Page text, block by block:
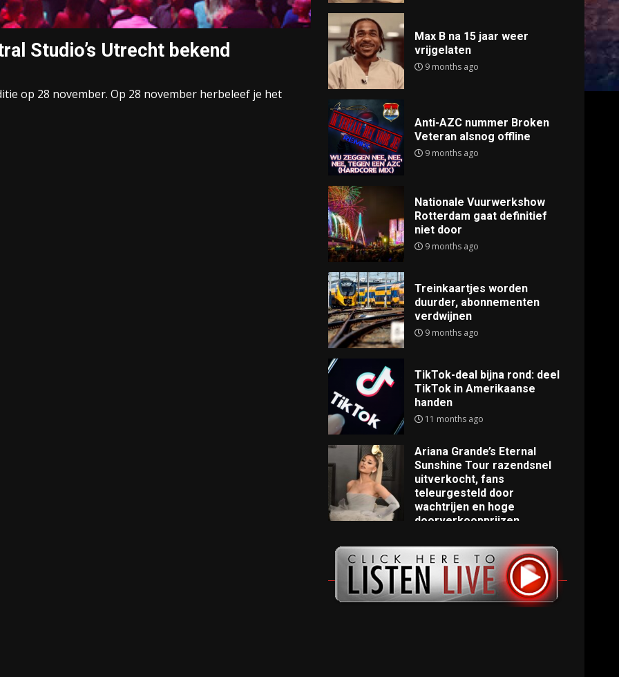
Studio’s Utrecht bekend
op 28 november. Op 28 november herbeleef je het
Max B na 15 jaar weer
vrijgelaten
9 months ago
Anti-AZC nummer Broken
Veteran alsnog offline
9 months ago
Nationale Vuurwerkshow
Rotterdam gaat definitief
niet door
9 months ago
Treinkaartjes worden
duurder, abonnementen
verdwijnen
9 months ago
TikTok-deal bijna rond: deel
TikTok in Amerikaanse
handen
11 months ago
Ariana Grande’s Eternal
Sunshine Tour razendsnel
uitverkocht, fans
teleurgesteld door
wachtrijen en hoge
doorverkoopprijzen